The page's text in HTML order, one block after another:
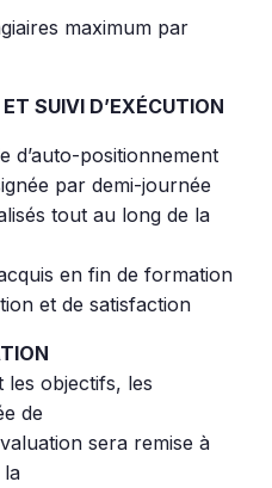
maximum par
SUIVI D’EXÉCUTION
d’auto-positionnement
par demi-journée
tout au long de la
en fin de formation
et de satisfaction
les objectifs, les
de
sera remise à
la